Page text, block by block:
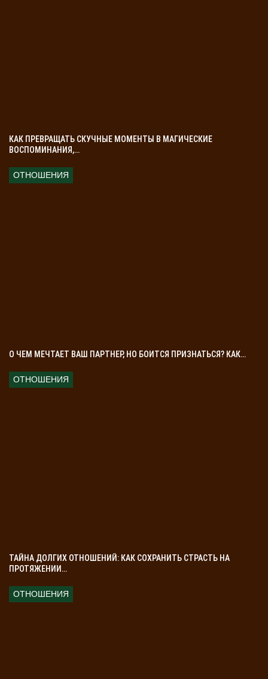
КАК ПРЕВРАЩАТЬ СКУЧНЫЕ МОМЕНТЫ В МАГИЧЕСКИЕ
ВОСПОМИНАНИЯ,…
ОТНОШЕНИЯ
О ЧЕМ МЕЧТАЕТ ВАШ ПАРТНЕР, НО БОИТСЯ ПРИЗНАТЬСЯ? КАК…
ОТНОШЕНИЯ
ТАЙНА ДОЛГИХ ОТНОШЕНИЙ: КАК СОХРАНИТЬ СТРАСТЬ НА
ПРОТЯЖЕНИИ…
ОТНОШЕНИЯ